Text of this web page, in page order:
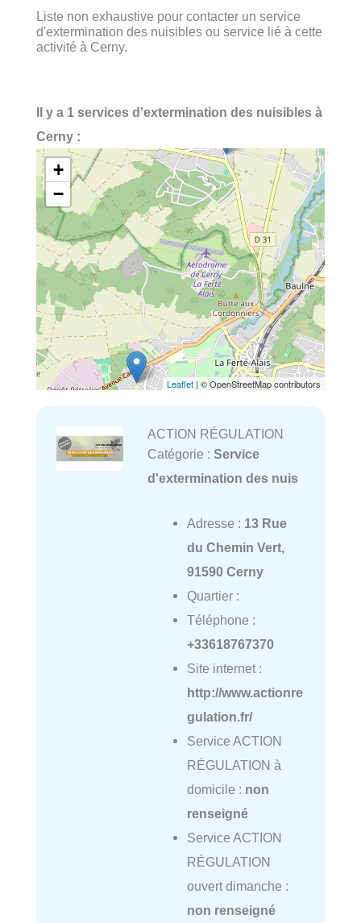
Liste non exhaustive pour contacter un service
d'extermination des nuisibles ou service lié à cette
activité à Cerny.
Il y a 1 services d'extermination des nuisibles à
Cerny :
+
−
Leaflet | © OpenStreetMap contributors
ACTION RÉGULATION
Catégorie : Service
d'extermination des nuis
Adresse : 13 Rue
du Chemin Vert,
91590 Cerny
Quartier :
Téléphone :
+33618767370
Site internet :
http://www.actionre
gulation.fr/
Service ACTION
RÉGULATION à
domicile : non
renseigné
Service ACTION
RÉGULATION
ouvert dimanche :
non renseigné